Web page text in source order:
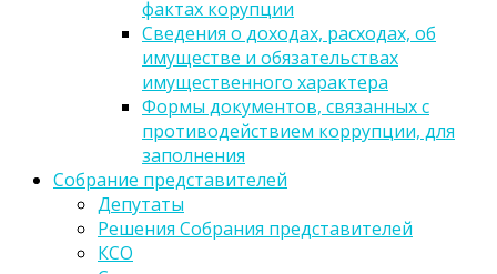
фактах корупции
Сведения о доходах, расходах, об
имуществе и обязательствах
имущественного характера
Формы документов, связанных с
противодействием коррупции, для
заполнения
Собрание представителей
Депутаты
Решения Собрания представителей
КСО